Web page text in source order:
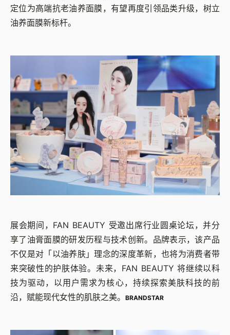
定位为高端抗老油养面膜，有望再度引领品类升级，树立
油养面膜新标杆。
展会期间，FAN BEAUTY 受邀出席行业圆桌论坛，并分
享了油膏面膜的研发历程与技术创新。品牌表示，该产品
不仅是对「以油养肤」理念的深度革新，也将为消费者带
来突破性的护肤体验。未来，FAN BEAUTY 将继续以科
技为驱动，以用户需求为核心，持续探索美肤科技的前
沿，赋能现代女性的肌肤之美。
BRANDSTAR